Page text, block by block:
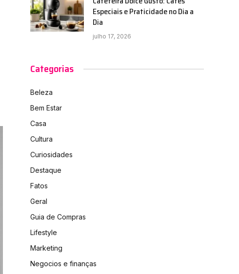
Especiais e Praticidade no Dia a
Dia
julho 17, 2026
Categorias
Beleza
Bem Estar
Casa
Cultura
Curiosidades
Destaque
Fatos
Geral
Guia de Compras
Lifestyle
Marketing
Negocios e finanças